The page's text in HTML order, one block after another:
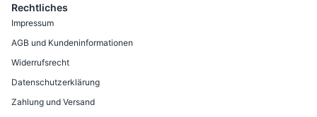
Rechtliches
Impressum
AGB und Kundeninformationen
Widerrufsrecht
Datenschutzerklärung
Zahlung und Versand